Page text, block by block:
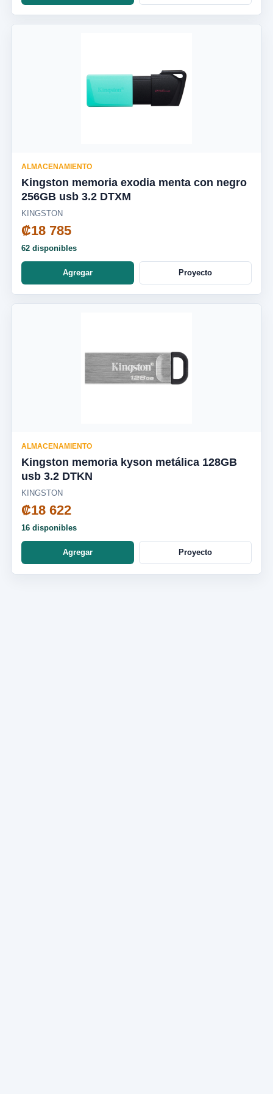
ALMACENAMIENTO
Kingston memoria exodia menta con negro
256GB usb 3.2 DTXM
KINGSTON
₡18 785
62 disponibles
Agregar Proyecto
ALMACENAMIENTO
Kingston memoria kyson metálica 128GB
usb 3.2 DTKN
KINGSTON
₡18 622
16 disponibles
Agregar Proyecto